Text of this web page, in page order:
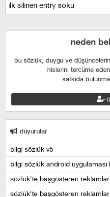
ilk silinen entry soku
neden
bu sözlük, duygu ve
hislerini tercüme
katkıda
duyurular
bilgi sözlük v5
bilgi sözlük android uygulaması
sözlük'te başgösteren
sözlük'te başgösteren